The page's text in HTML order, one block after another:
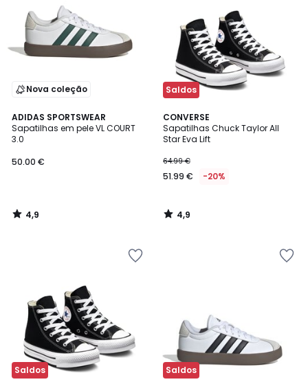
Nova coleção
ADIDAS SPORTSWEAR
Sapatilhas em pele VL COURT
3.0
50.00 €
4,9
/ 5
4,9
/
Saldos
CONVERSE
Sapatilhas Chuck Taylor All
Star Eva Lift
64.99 €
51.99 € -20%
4,9
/ 5
4,9
/
Saldos Saldos